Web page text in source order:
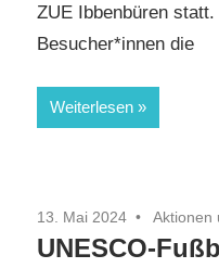
ZUE Ibbenbüren
Besucher*innen die
Weiterlesen
13. Mai 2024 Aktionen
UNESCO-